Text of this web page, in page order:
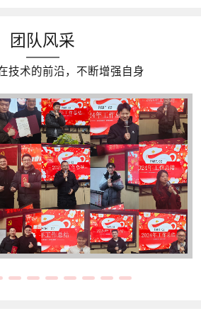
团队风采
技术的前沿，不断增强自身